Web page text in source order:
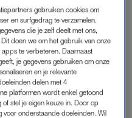
LINDA.nl.
hoofd en je gáát gewoon. Ik
ongerust te zien, maar
steun voor me. Tijdens de
als een van de weinige
gebruiken cookies om
en surfgedrag te verzamelen.
die je zelf deelt met ons,
doen we om het gebruik van onze
te verbeteren. Daarnaast
je gegevens gebruiken om onze
en je relevante
delen met 4
platformen wordt enkel getoond
stel je eigen keuze in. Door op
voor onderstaande doeleinden. Wil